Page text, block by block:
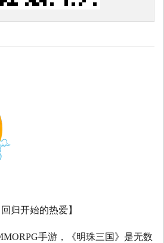
归开始的热爱】
手游，《明珠三国》是无数